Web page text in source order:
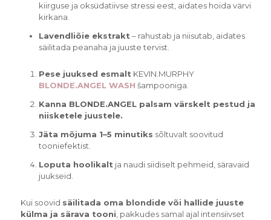
kiirguse ja oksüdatiivse stressi eest, aidates hoida värvi
kirkana.
Lavendliõie ekstrakt– rahustab ja niisutab, aidates
säilitada peanaha ja juuste tervist.
Pese juuksed esmaltKEVIN.MURPHY
BLONDE.ANGEL WASH šampooniga.
Kanna BLONDE.ANGEL palsam värskelt pestud ja
niisketele juustele.
Jäta mõjuma 1–5 minutiks sõltuvalt soovitud
tooniefektist.
Loputa hoolikaltja naudi siidiselt pehmeid, säravaid
juukseid.
Kui soovid säilitada oma blondide või hallide juuste
külma ja särava tooni, pakkudes samal ajal intensiivset